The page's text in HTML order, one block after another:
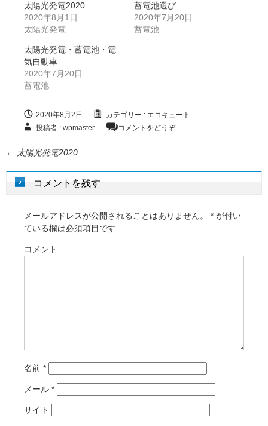
太陽光発電2020
2020年8月1日
太陽光発電
蓄電池選び
2020年7月20日
蓄電池
太陽光発電・蓄電池・電
気自動車
2020年7月20日
蓄電池
2020年8月2日 カテゴリー : エコキュート
投稿者 : wpmaster
コメントをどうぞ
← 太陽光発電2020
コメントを残す
メールアドレスが公開されることはありません。 * が付い
ている欄は必須項目です
コメント
名前 *
メール *
サイト